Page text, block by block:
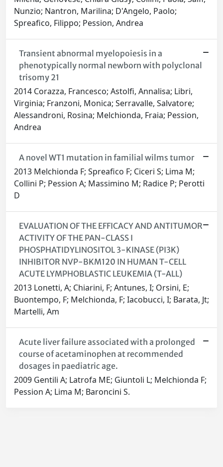
Nunzio; Nantron, Marilina; D'Angelo, Paolo;
Spreafico, Filippo; Pession, Andrea
Transient abnormal myelopoiesis in a
phenotypically normal newborn with polyclonal
trisomy 21
2014 Corazza, Francesco; Astolfi, Annalisa; Libri,
Virginia; Franzoni, Monica; Serravalle, Salvatore;
Alessandroni, Rosina; Melchionda, Fraia; Pession,
Andrea
A novel WT1 mutation in familial wilms tumor
2013 Melchionda F; Spreafico F; Ciceri S; Lima M;
Collini P; Pession A; Massimino M; Radice P; Perotti
D
EVALUATION OF THE EFFICACY AND ANTITUMOR
ACTIVITY OF THE PAN-CLASS I
PHOSPHATIDYLINOSITOL 3-KINASE (PI3K)
INHIBITOR NVP-BKM120 IN HUMAN T-CELL
ACUTE LYMPHOBLASTIC LEUKEMIA (T-ALL)
2013 Lonetti, A; Chiarini, F; Antunes, I; Orsini, E;
Buontempo, F; Melchionda, F; Iacobucci, I; Barata, Jt;
Martelli, Am
Acute liver failure associated with a prolonged
course of acetaminophen at recommended
dosages in paediatric age.
2009 Gentili A; Latrofa ME; Giuntoli L; Melchionda F;
Pession A; Lima M; Baroncini S.